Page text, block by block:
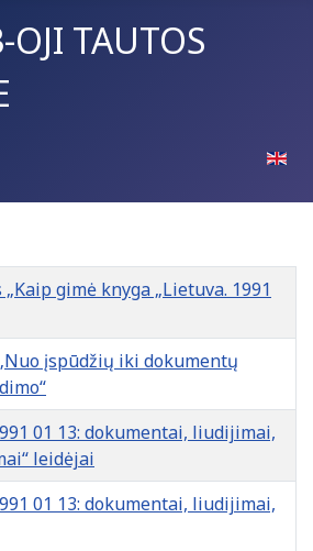
TAUTOS
gimė knyga „Lietuva. 1991
įspūdžių iki dokumentų
01 13: dokumentai, liudijimai,
leidėjai
01 13: dokumentai, liudijimai,